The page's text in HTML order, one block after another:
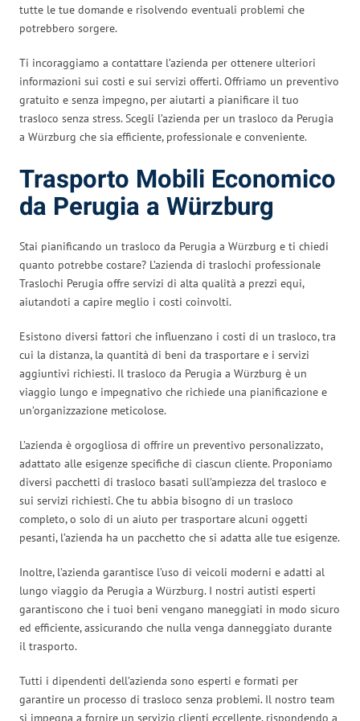
tutte le tue domande e risolvendo eventuali problemi che
potrebbero sorgere.
Ti incoraggiamo a contattare l’azienda per ottenere ulteriori
informazioni sui costi e sui servizi offerti. Offriamo un preventivo
gratuito e senza impegno, per aiutarti a pianificare il tuo
trasloco senza stress. Scegli l’azienda per un trasloco da Perugia
a Würzburg che sia efficiente, professionale e conveniente.
Trasporto Mobili Economico
da Perugia a Würzburg
Stai pianificando un trasloco da Perugia a Würzburg e ti chiedi
quanto potrebbe costare? L’azienda di traslochi professionale
Traslochi Perugia offre servizi di alta qualità a prezzi equi,
aiutandoti a capire meglio i costi coinvolti.
Esistono diversi fattori che influenzano i costi di un trasloco, tra
cui la distanza, la quantità di beni da trasportare e i servizi
aggiuntivi richiesti. Il trasloco da Perugia a Würzburg è un
viaggio lungo e impegnativo che richiede una pianificazione e
un’organizzazione meticolose.
L’azienda è orgogliosa di offrire un preventivo personalizzato,
adattato alle esigenze specifiche di ciascun cliente. Proponiamo
diversi pacchetti di trasloco basati sull’ampiezza del trasloco e
sui servizi richiesti. Che tu abbia bisogno di un trasloco
completo, o solo di un aiuto per trasportare alcuni oggetti
pesanti, l’azienda ha un pacchetto che si adatta alle tue esigenze.
Inoltre, l’azienda garantisce l’uso di veicoli moderni e adatti al
lungo viaggio da Perugia a Würzburg. I nostri autisti esperti
garantiscono che i tuoi beni vengano maneggiati in modo sicuro
ed efficiente, assicurando che nulla venga danneggiato durante
il trasporto.
Tutti i dipendenti dell’azienda sono esperti e formati per
garantire un processo di trasloco senza problemi. Il nostro team
si impegna a fornire un servizio clienti eccellente, rispondendo a